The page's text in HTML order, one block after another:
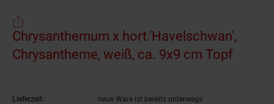
Chrysanthemum x hort.'Havelschwan',
Chrysantheme, weiß, ca. 9x9 cm Topf
Lieferzeit: neue Ware ist bereits unterwegs